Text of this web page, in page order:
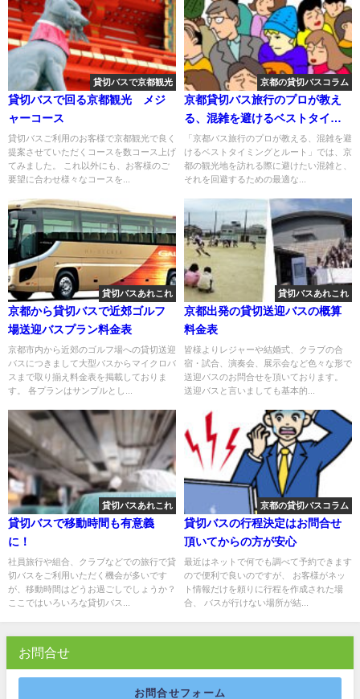
貸切バスで京都観光
貸切バスで回る京都観光 メジ
ャーコース
貸切バスご利用のお客様で京都観光で良く
提案させていただくコースを数コース上げ
てみました。 これ以外にも、お客様のご
要望に合わせ様々なコースを...
京都の貸切バスコラム
京都貸切バス旅行のプロが教え
る、混雑を避けるベストタイミ
ングとルート
「京都バス旅行のプロが教える、混雑を避
けるベストタイミングとルート」では、京
都の観光地を訪れる際に避けたい混雑と、
それを回避するための最適な...
貸切バスあれこれ
京都から貸切バスで近郊ゴルフ
場送迎バスプラン料金表
京都市内から近郊のゴルフ場への貸切送迎
バスにつきまして大型バスからマイクロバ
スまで取り揃え料金表を掲載しておりま
す。 各プランはサンプルとし...
貸切バスあれこれ
京都出発の貸切送迎バスの概算
料金表
皆様よりレジャーや結婚式、クラブの合
宿・試合、演奏会、展示会など色々な形で
送迎バスのお問合せを頂いております。
送迎バスと言いましても基本的...
貸切バスあれこれ
貸切バスで移動時間も有意義
に！
社員旅行や組合、クラブなどでの旅行で貸
切バスをご利用いただく機会が多いです
が、移動時間はどうお過ごしでしょうか？
ここではいろいろな貸切バス...
京都の貸切バスコラム
貸切バスの行程決定はお問合せ
頂いてからの方が安心
最近はネットで何でも調べて予約できます
ので便利で良いのですが、 お客様がネッ
ト情報だけを頼りに行程を作成された場
合、 バスが行けない場所が結...
お問合せ
お問合せフォーム